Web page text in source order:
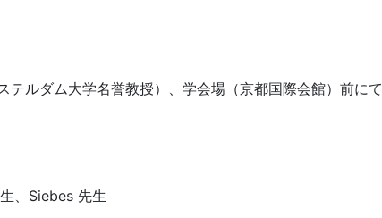
ルダム大学名誉教授）、学会場（京都国際会館）前にて
、Siebes 先生